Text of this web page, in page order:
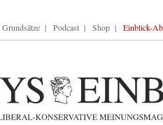
Grundsätze Podcast Shop Einblick-